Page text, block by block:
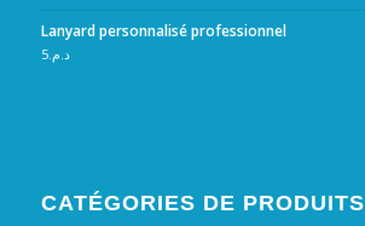
Lanyard personnalisé professionnel
د.م.5
CATÉGORIES DE PRODUITS